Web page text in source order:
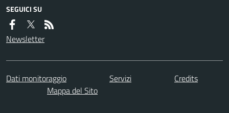
SEGUICI SU
Newsletter
Dati monitoraggio Servizi
Credits
Mappa del Sito